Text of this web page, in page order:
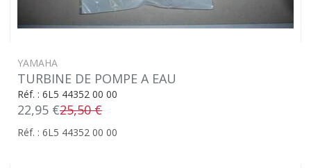
YAMAHA
TURBINE DE POMPE A EAU
Réf. : 6L5 44352 00 00
22,95 €25,50 €
Réf. : 6L5 44352 00 00